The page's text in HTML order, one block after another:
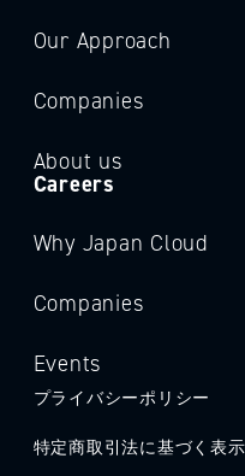
Our Approach
Companies
About us
Careers
Why Japan Cloud
Companies
Events
プライバシーポリシー
特定商取引法に基づく表示